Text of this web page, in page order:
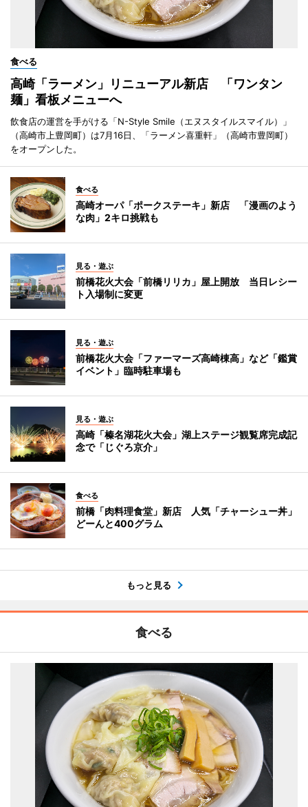
食べる
高崎「ラーメン」リニューアル新店 「ワンタン
麺」看板メニューへ
飲食店の運営を手がける「N-Style Smile（エヌスタイルスマイル）」
（高崎市上豊岡町）は7月16日、「ラーメン喜重軒」（高崎市豊岡町）
をオープンした。
食べる
高崎オーパ「ポークステーキ」新店 「漫画のよう
な肉」2キロ挑戦も
見る・遊ぶ
前橋花火大会「前橋リリカ」屋上開放 当日レシー
ト入場制に変更
見る・遊ぶ
前橋花火大会「ファーマーズ高崎棟高」など「鑑賞
イベント」臨時駐車場も
見る・遊ぶ
高崎「榛名湖花火大会」湖上ステージ観覧席完成記
念で「じぐろ京介」
食べる
前橋「肉料理食堂」新店 人気「チャーシュー丼」
どーんと400グラム
もっと見る
食べる